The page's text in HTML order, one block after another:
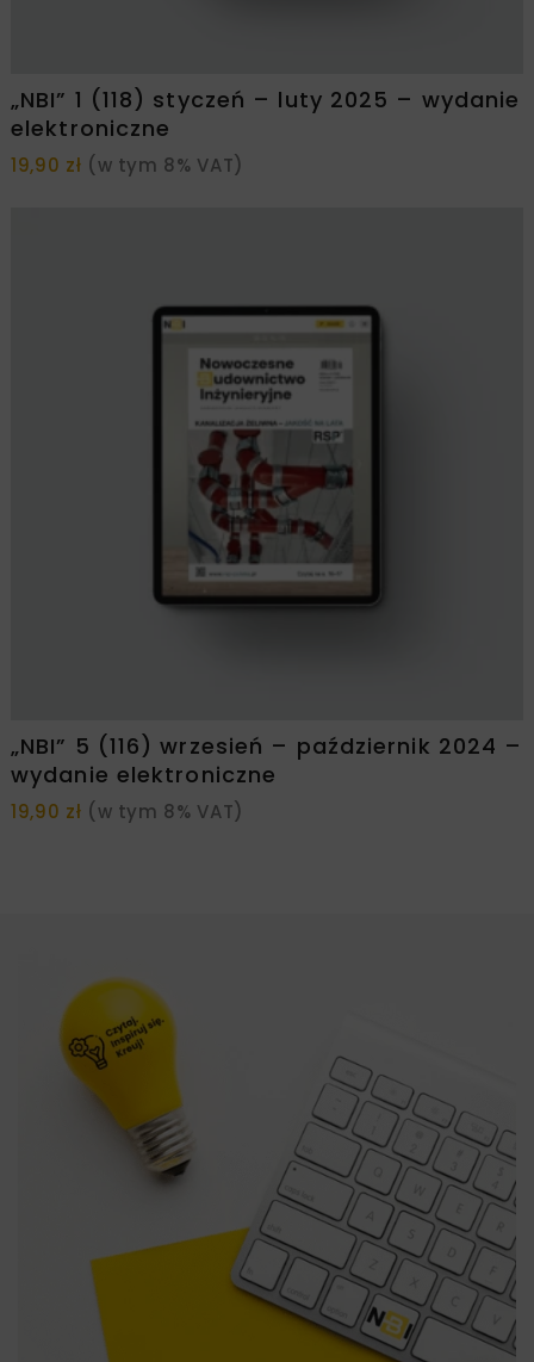
„NBI” 1 (118) styczeń – luty 2025 – wydanie
elektroniczne
19,90 zł (w tym 8% VAT)
„NBI” 5 (116) wrzesień – październik 2024 –
wydanie elektroniczne
19,90 zł (w tym 8% VAT)